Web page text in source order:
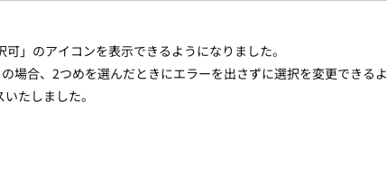
」のアイコンを表示できるようになりました。
場合、2つめを選んだときにエラーを出さずに選択を変更できるよ
たしました。